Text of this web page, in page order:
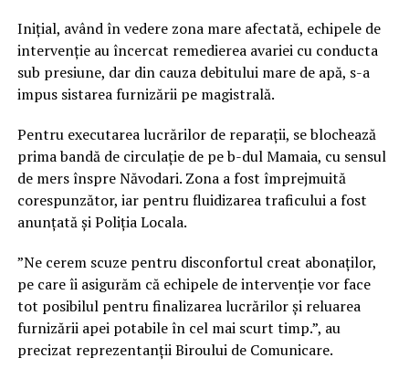
Inițial, având în vedere zona mare afectată, echipele de
intervenție au încercat remedierea avariei cu conducta
sub presiune, dar din cauza debitului mare de apă, s-a
impus sistarea furnizării pe magistrală.
Pentru executarea lucrărilor de reparații, se blochează
prima bandă de circulație de pe b-dul Mamaia, cu sensul
de mers înspre Năvodari. Zona a fost împrejmuită
corespunzător, iar pentru fluidizarea traficului a fost
anunțată și Poliția Locala.
”Ne cerem scuze pentru disconfortul creat abonaților,
pe care îi asigurăm că echipele de intervenție vor face
tot posibilul pentru finalizarea lucrărilor și reluarea
furnizării apei potabile în cel mai scurt timp.”, au
precizat reprezentanții Biroului de Comunicare.